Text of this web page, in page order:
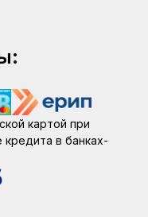
картой при
в банках-